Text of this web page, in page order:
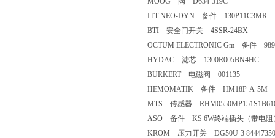
ITT NEO-DYN 备件 130P11C3MR
BTI 安全门开关 4SSR-24BX
OCTUM ELECTRONIC Gm 备件
HYDAC 滤芯 1300R005BN4HC
BURKERT 电磁阀 001135
HEMOMATIK 备件 HM18P-A-5M
MTS 传感器
ASO 备件 KS 6W终端插头（带电阻
KROM 压力开关 DG50U-3 84447350